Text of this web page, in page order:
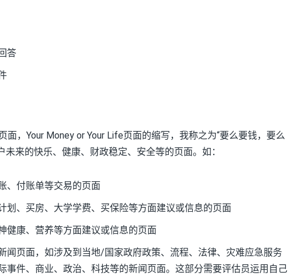
答
面，Your Money or Your Life页面的缩写，我称之为“要么要钱，要么
来的快乐、健康、财政稳定、安全等的页面。如：
、付账单等交易的页面
划、买房、大学学费、买保险等方面建议或信息的页面
健康、营养等方面建议或信息的页面
闻页面，如涉及到当地/国家政府政策、流程、法律、灾难应急服务
事件、商业、政治、科技等的新闻页面。这部分需要评估员运用自己